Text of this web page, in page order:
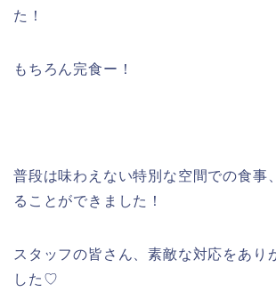
た！
もちろん完食ー！
普段は味わえない特別な空間での食事
ることができました！
スタッフの皆さん、素敵な対応をあり
した♡